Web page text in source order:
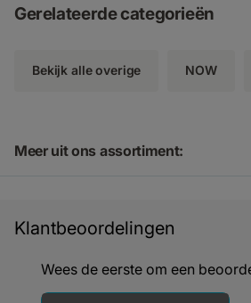
Gerelateerde categorieën
Bekijk alle overige NOW
Meer uit ons assortiment:
Klantbeoordelingen
Wees de eerste om een